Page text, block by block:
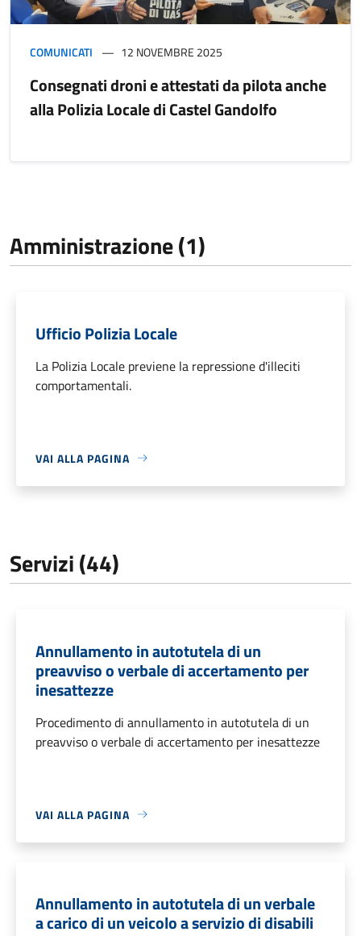
COMUNICATI 12 NOVEMBRE 2025
Consegnati droni e attestati da pilota anche
alla Polizia Locale di Castel Gandolfo
Amministrazione (1)
Ufficio Polizia Locale
La Polizia Locale previene la repressione d'illeciti
comportamentali.
VAI ALLA PAGINA
Servizi (44)
Annullamento in autotutela di un
preavviso o verbale di accertamento per
inesattezze
Procedimento di annullamento in autotutela di un
preavviso o verbale di accertamento per inesattezze
VAI ALLA PAGINA
Annullamento in autotutela di un verbale
a carico di un veicolo a servizio di disabili